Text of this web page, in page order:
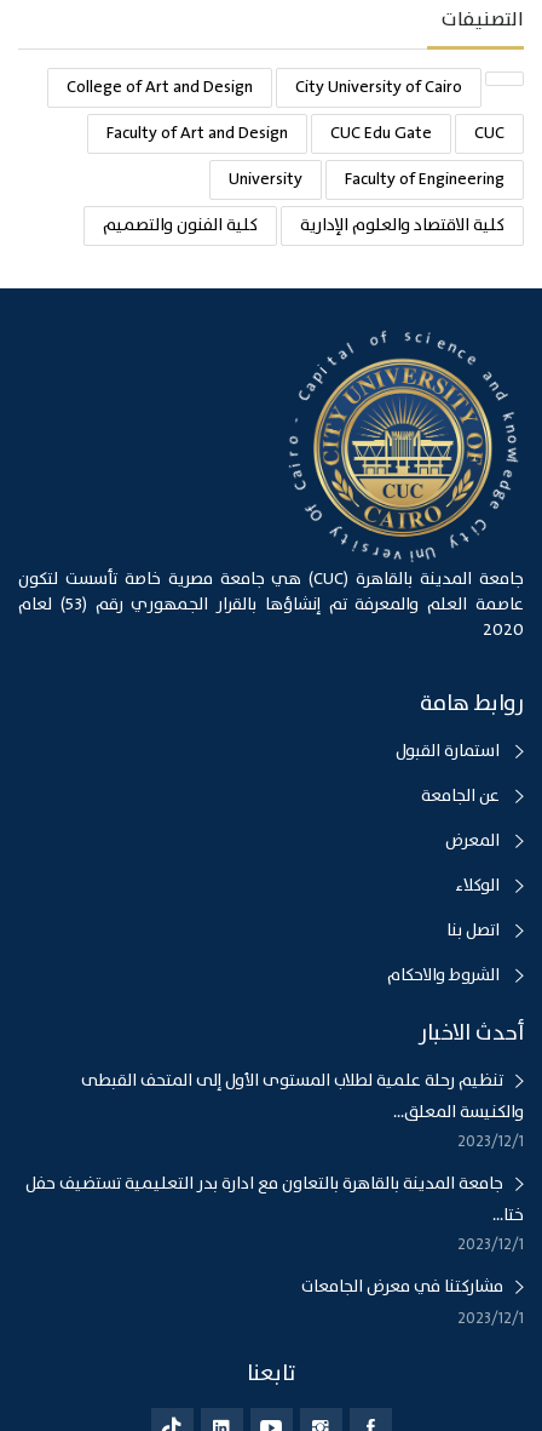
التصنيفات
City University of Cairo
College of Art and Design
CUC
CUC Edu Gate
Faculty of Art and Design
Faculty of Engineering
University
كلية الاقتصاد والعلوم الإدارية
كلية الفنون والتصميم
C
i
t
y
U
n
i
v
e
r
s
i
t
y
O
f
C
a
i
r
o
-
C
p
i
t
a
l
o s i enceand
k
n
o
w
l
e
d
g
e
جامعة المدينة بالقاهرة (CUC) هي جامعة مصرية خاصة تأسست لتكون
عاصمة العلم والمعرفة تم إنشاؤها بالقرار الجمهوري رقم (53) لعام
2020
روابط هامة
استمارة القبول
عن الجامعة
المعرض
الوكلاء
اتصل بنا
الشروط والاحكام
أحدث الاخبار
تنظيم رحلة علمية لطلاب المستوى الأول إلى المتحف القبطى
والكنيسة المعلق...
1‏‏/12‏‏/2023
جامعة المدينة بالقاهرة بالتعاون مع ادارة بدر التعليمية تستضيف حفل
ختا...
1‏‏/12‏‏/2023
مشاركتنا في معرض الجامعات
1‏‏/12‏‏/2023
تابعنا